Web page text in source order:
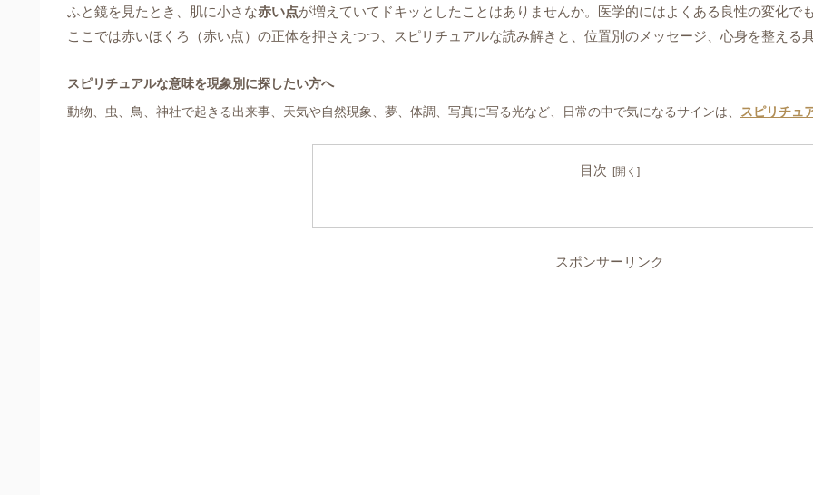
ふと鏡を見たとき、肌に小さな赤い点が増えていてドキッとしたことはありませんか。医学的にはよくある良性の変化
ここでは赤いほくろ（赤い点）の正体を押さえつつ、スピリチュアルな読み解きと、位置別のメッセージ、心身を整える
スピリチュアルな意味を現象別に探したい方へ
動物、虫、鳥、神社で起きる出来事、天気や自然現象、夢、体調、写真に写る光など、日常の中で気になるサインは、
スピリチュ
目次
スポンサーリンク